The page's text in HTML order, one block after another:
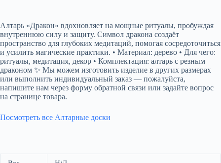
Алтарь «Дракон» вдохновляет на мощные ритуалы, пробуждая
внутреннюю силу и защиту. Символ дракона создаёт
пространство для глубоких медитаций, помогая сосредоточиться
и усилить магические практики. • Материал: дерево • Для чего:
ритуалы, медитация, декор • Комплектация: алтарь с резным
драконом ✨ Мы можем изготовить изделие в других размерах
или выполнить индивидуальный заказ — пожалуйста,
напишите нам через форму обратной связи или задайте вопрос
на странице товара.
Посмотреть все Алтарные доски